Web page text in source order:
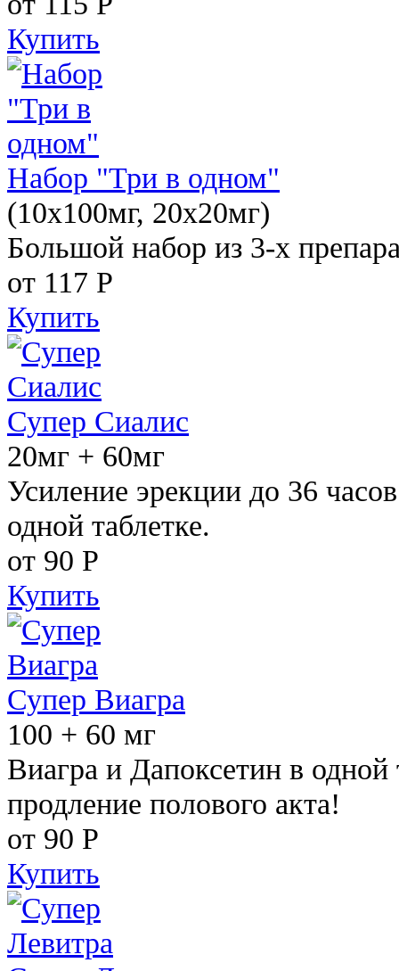
Купить
Набор "Три в одном"
(10x100мг, 20x20мг)
Большой набор из 3-х
от 117 Р
Купить
Супер Сиалис
20мг + 60мг
Усиление эрекции до 36
одной таблетке.
от 90 Р
Купить
Супер Виагра
100 + 60 мг
Виагра и Дапоксетин в одной
продление полового акта!
от 90 Р
Купить